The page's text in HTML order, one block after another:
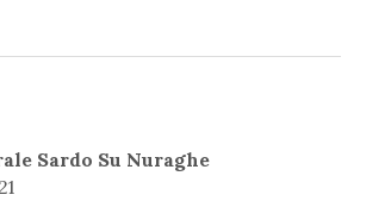
Sardo Su Nuraghe